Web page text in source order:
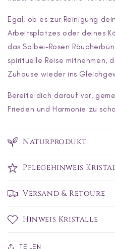
Egal, ob es zur Reinigung
Arbeitsplatzes oder deines
das Salbei-Rosen
spirituelle Reise mitnehmen,
Zuhause wieder ins
Bereite dich darauf vor,
Frieden und Harmonie zu
Naturprodukt
Pflegehinweis
Versand & Retoure
Hinweis Kristalle
TEILEN